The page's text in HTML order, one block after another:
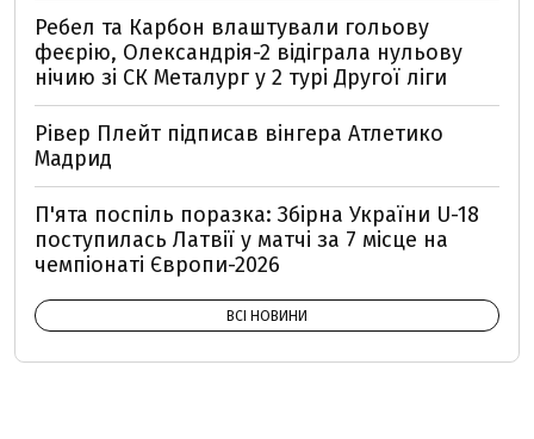
Ребел та Карбон влаштували гольову
феєрію, Олександрія-2 відіграла нульову
нічию зі СК Металург у 2 турі Другої ліги
Рівер Плейт підписав вінгера Атлетико
Мадрид
П'ята поспіль поразка: Збірна України U-18
поступилась Латвії у матчі за 7 місце на
чемпіонаті Європи-2026
ВСІ НОВИНИ